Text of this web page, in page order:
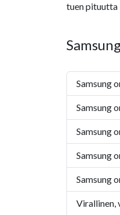
tuen pituutta
Samsung
Samsung
Samsung
Samsung
Samsung
Virallinen,